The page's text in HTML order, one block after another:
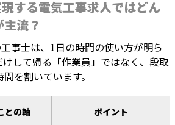
する電気工事求人ではどん
流？
事士は、1日の時間の使い方が明ら
して帰る「作業員」ではなく、段取
を割いています。
との軸 ポイント